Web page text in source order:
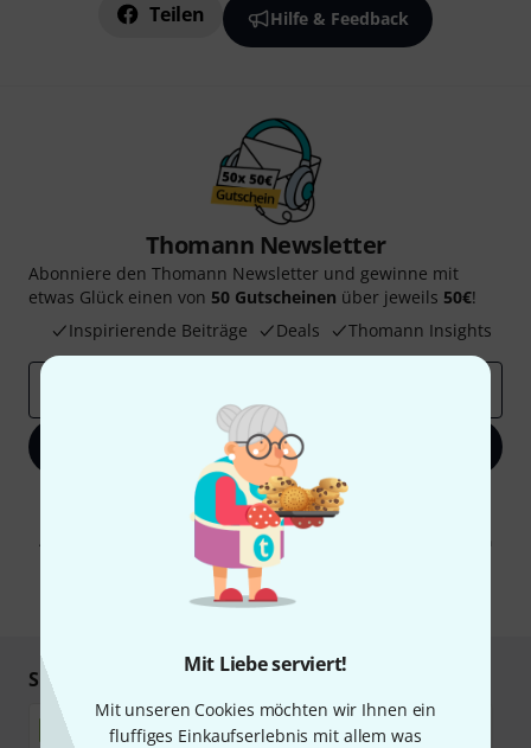
Mit Liebe serviert!
Mit unseren Cookies möchten wir Ihnen ein
fluffiges Einkaufserlebnis mit allem was
Teilen Hilfe & Feedback
Thomann Newsletter
Abonniere den Thomann Newsletter und gewinne mit
etwas Glück einen von 50 Gutscheinen über jeweils 50€!
Inspirierende Beiträge
Deals Thomann Insights
Jetzt anmelden
Mit Klick auf „Jetzt anmelden“ stimmen Sie dem Erhalt von E-Mail-
Werbung und einer Messung des E-Mail-Nutzungsverhaltens zu. Die
Abmeldung ist jederzeit möglich. Weitere Informationen finden Sie in
unseren
Datenschutzhinweisen
* Pflichtfeld
Sicher einkaufen & bezahlen